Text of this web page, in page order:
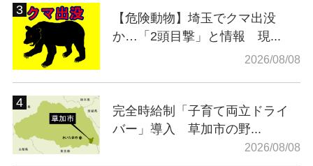
【危険動物】埼玉でクマ出没
か…「2頭目撃」と情報 現...
2026/08/08
完全時給制「子育て両立ドライ
バー」導入 草加市の野...
2026/08/08